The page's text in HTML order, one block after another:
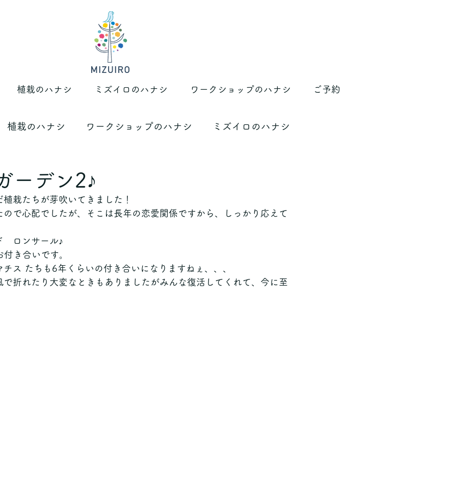
植栽のハナシ ミズイロのハナシ ワークショップのハナシ ご予約
植栽のハナシ ワークショップのハナシ ミズイロのハナシ
ーデン2♪
栽たちが芽吹いてきました！
ので心配でしたが、そこは長年の恋愛関係ですから、しっかり応えて
　ロンサール♪
き合いです。
ス たちも6年くらいの付き合いになりますねぇ、、、
で折れたり大変なときもありましたがみんな復活してくれて、今に至